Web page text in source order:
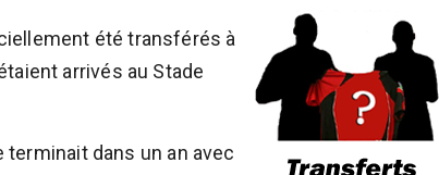
été transférés à
arrivés au Stade
terminait dans un an avec